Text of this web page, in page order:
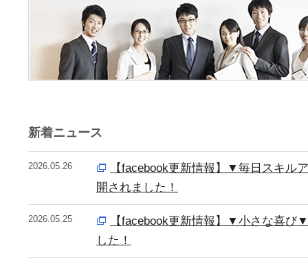
新着ニュース
2026.05.26
【facebook更新情報】▼毎日スキル
開されました！
2026.05.25
【facebook更新情報】▼小さな喜び
した！